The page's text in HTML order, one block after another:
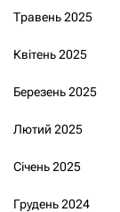
Травень 2025
Квітень 2025
Березень 2025
Лютий 2025
Січень 2025
Грудень 2024